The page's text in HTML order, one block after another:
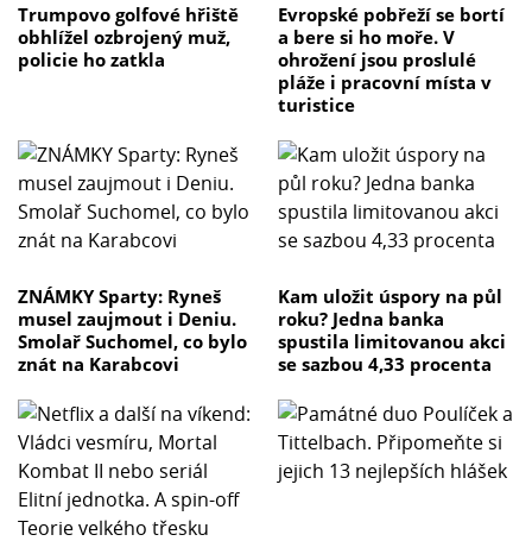
Trumpovo golfové hřiště
obhlížel ozbrojený muž,
policie ho zatkla
Evropské pobřeží se bortí
a bere si ho moře. V
ohrožení jsou proslulé
pláže i pracovní místa v
turistice
ZNÁMKY Sparty: Ryneš
musel zaujmout i Deniu.
Smolař Suchomel, co bylo
znát na Karabcovi
Kam uložit úspory na půl
roku? Jedna banka
spustila limitovanou akci
se sazbou 4,33 procenta